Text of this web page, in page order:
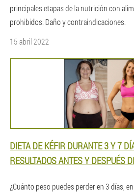
principales etapas de la nutrición con
prohibidos. Daño y contraindicaciones.
15 abril 2022
DIETA DE KÉFIR DURANTE 3 Y 7
RESULTADOS ANTES Y DESPUÉS
¿Cuánto peso puedes perder en 3 días,